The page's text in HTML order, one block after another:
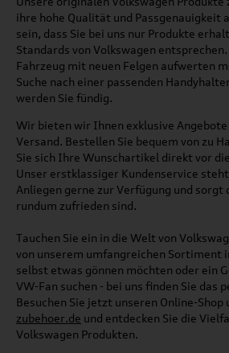
ihre hohe Qualität und Passgenauigkeit
sein, dass Sie bei uns nur Produkte
Standards von Volkswagen
Fahrzeug mit neuen Felgen aufwerten
Suche nach einer passenden
werden Sie fündig.
Wir bieten wir Ihnen exklusive
Versand. Bestellen Sie bequem von zu
Sie sich Ihre Wunschartikel direkt vor
Unser erstklassiger Kundenservice
Anliegen gerne zur Verfügung und sorgt
rundum zufrieden sind.
Tauchen Sie ein in die Welt von
von unserem umfangreichen Sortiment
selbst etwas gönnen möchten oder ein
VW-Fan suchen - bei uns finden Sie das
Besuchen Sie jetzt unseren Online-Shop
zubehoer.de und entdecken Sie die
Volkswagen Produkten.